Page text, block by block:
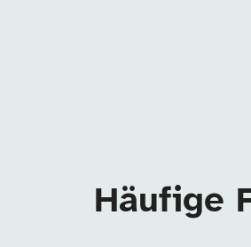
Häufige